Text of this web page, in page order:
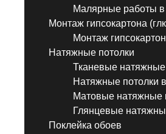
Малярные работы в
Монтаж гипсокартона
Монтаж
Натяжные потолки
Тканевые натяжные
Натяжные потолки
Матовые натяжные
Глянцевые
Поклейка обоев